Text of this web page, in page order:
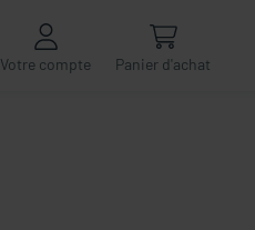
Votre compte Panier d'achat